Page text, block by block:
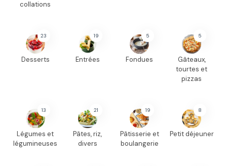
collations
23
Desserts
19
Entrées
5
Fondues
5
Gâteaux,
tourtes et
pizzas
13
Légumes et
légumineuses
21
Pâtes, riz,
divers
19
Pâtisserie et
boulangerie
8
Petit déjeuner